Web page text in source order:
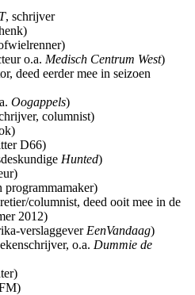
, schrijver
o.a. Medisch Centrum West)
deed eerder mee in seizoen
Oogappels)
columnist)
D66)
Hunted)
programmamaker)
columnist, deed ooit mee in de
2012)
verslaggever EenVandaag)
o.a. Dummie de